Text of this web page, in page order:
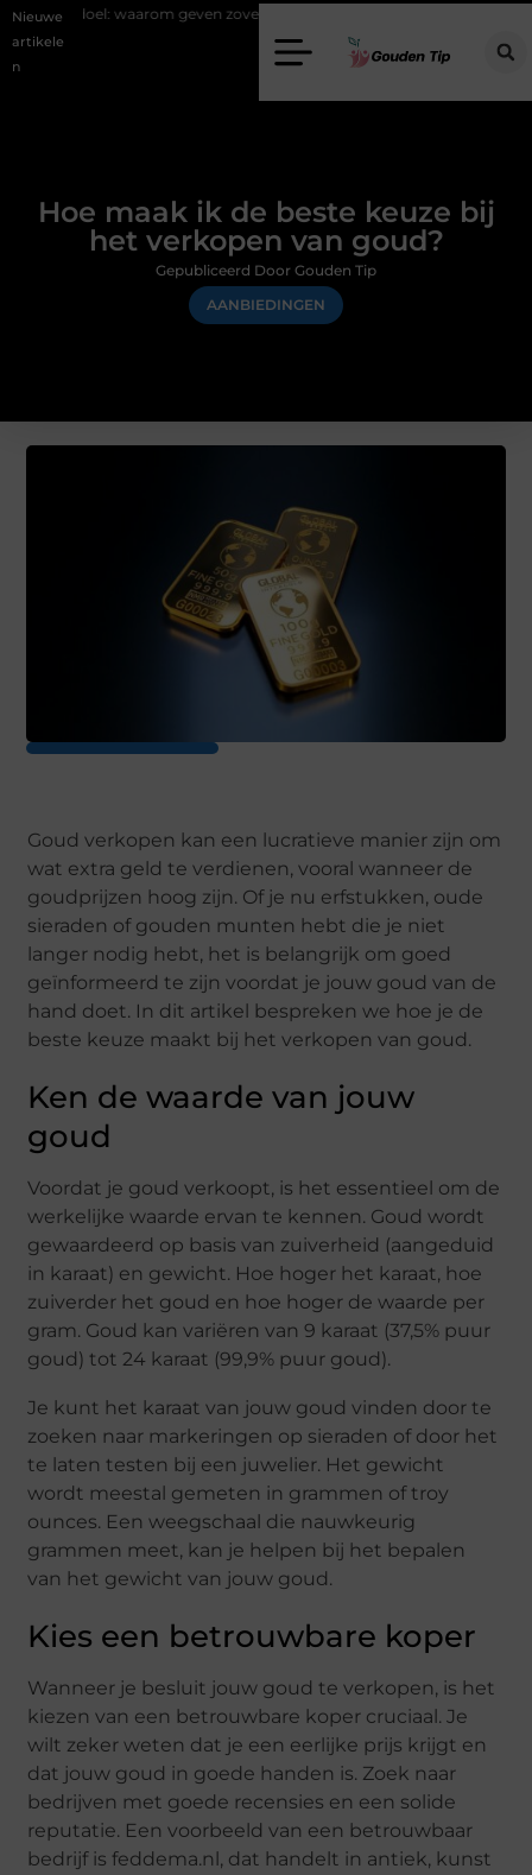
Nieuwe
artikele
n
geven zoveel mensen en wat zijn de mogelijkheden?
Hoe maak ik de beste keuze bij
het verkopen van goud?
AANBIEDINGEN
Gepubliceerd Door Gouden Tip
Goud verkopen kan een lucratieve manier zijn om
wat extra geld te verdienen, vooral wanneer de
goudprijzen hoog zijn. Of je nu erfstukken, oude
sieraden of gouden munten hebt die je niet
langer nodig hebt, het is belangrijk om goed
geïnformeerd te zijn voordat je jouw goud van de
hand doet. In dit artikel bespreken we hoe je de
beste keuze maakt bij het verkopen van goud.
Ken de waarde van jouw
goud
Voordat je goud verkoopt, is het essentieel om de
werkelijke waarde ervan te kennen. Goud wordt
gewaardeerd op basis van zuiverheid (aangeduid
in karaat) en gewicht. Hoe hoger het karaat, hoe
zuiverder het goud en hoe hoger de waarde per
gram. Goud kan variëren van 9 karaat (37,5% puur
goud) tot 24 karaat (99,9% puur goud).
Je kunt het karaat van jouw goud vinden door te
zoeken naar markeringen op sieraden of door het
te laten testen bij een juwelier. Het gewicht
wordt meestal gemeten in grammen of troy
ounces. Een weegschaal die nauwkeurig
grammen meet, kan je helpen bij het bepalen
van het gewicht van jouw goud.
Kies een betrouwbare koper
Wanneer je besluit jouw goud te verkopen, is het
kiezen van een betrouwbare koper cruciaal. Je
wilt zeker weten dat je een eerlijke prijs krijgt en
dat jouw goud in goede handen is. Zoek naar
bedrijven met goede recensies en een solide
reputatie. Een voorbeeld van een betrouwbaar
bedrijf is feddema.nl, dat handelt in antiek, kunst